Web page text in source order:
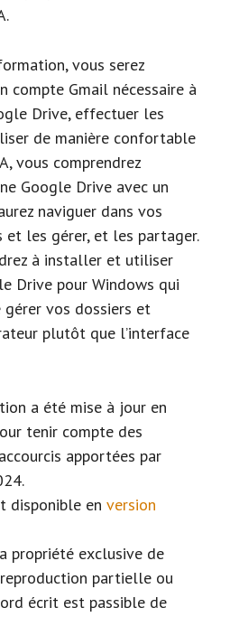
vous serez
compte Gmail nécessaire à
Drive, effectuer les
de manière confortable
vous comprendrez
Google Drive avec un
naviguer dans vos
et les gérer, et les partager.
à installer et utiliser
Drive pour Windows qui
vos dossiers et
plutôt que l’interface
a été mise à jour en
tenir compte des
apportées par
disponible en version
propriété exclusive de
partielle ou
écrit est passible de